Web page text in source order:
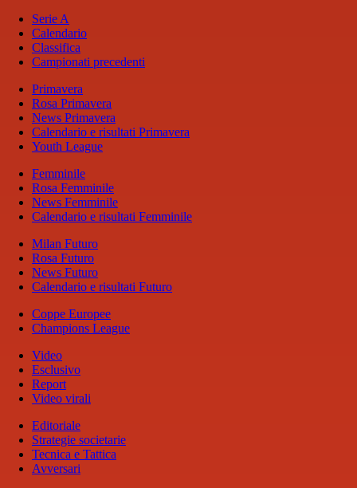
Serie A
Calendario
Classifica
Campionati precedenti
Primavera
Rosa Primavera
News Primavera
Calendario e risultati Primavera
Youth League
Femminile
Rosa Femminile
News Femminile
Calendario e risultati Femminile
Milan Futuro
Rosa Futuro
News Futuro
Calendario e risultati Futuro
Coppe Europee
Champions League
Video
Esclusivo
Report
Video virali
Editoriale
Strategie societarie
Tecnica e Tattica
Avversari